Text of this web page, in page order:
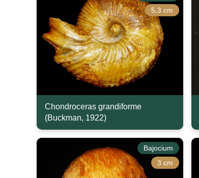
5,3 cm
Chondroceras grandiforme
(Buckman, 1922)
Bajocium
3 cm